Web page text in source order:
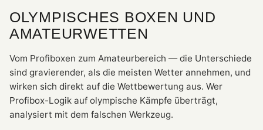
OLYMPISCHES BOXEN UND
AMATEURWETTEN
Vom Profiboxen zum Amateurbereich — die Unterschiede
sind gravierender, als die meisten Wetter annehmen, und
wirken sich direkt auf die Wettbewertung aus. Wer
Profibox-Logik auf olympische Kämpfe überträgt,
analysiert mit dem falschen Werkzeug.